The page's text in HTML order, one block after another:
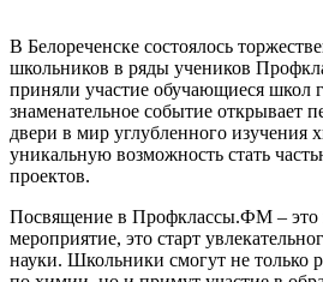
В Белореченске состоялось
школьников в ряды учеников
приняли участие обучающиеся
знаменательное событие открывает
двери в мир углубленного изучения
уникальную возможность стать
проектов.
Посвящение в Профклассы.ФМ – это
мероприятие, это старт
науки. Школьники смогут не только